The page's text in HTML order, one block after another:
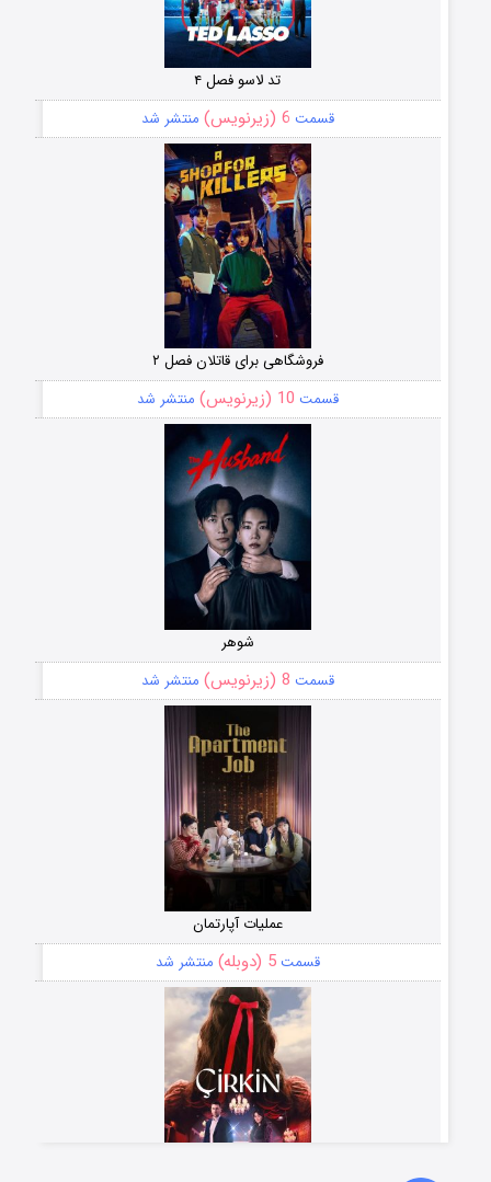
تد لاسو فصل ۴
قسمت 6 (زیرنویس) منتشر شد
فروشگاهی برای قاتلان فصل ۲
قسمت 10 (زیرنویس) منتشر شد
شوهر
قسمت 8 (زیرنویس) منتشر شد
عملیات آپارتمان
قسمت5 (دوبله) منتشر شد